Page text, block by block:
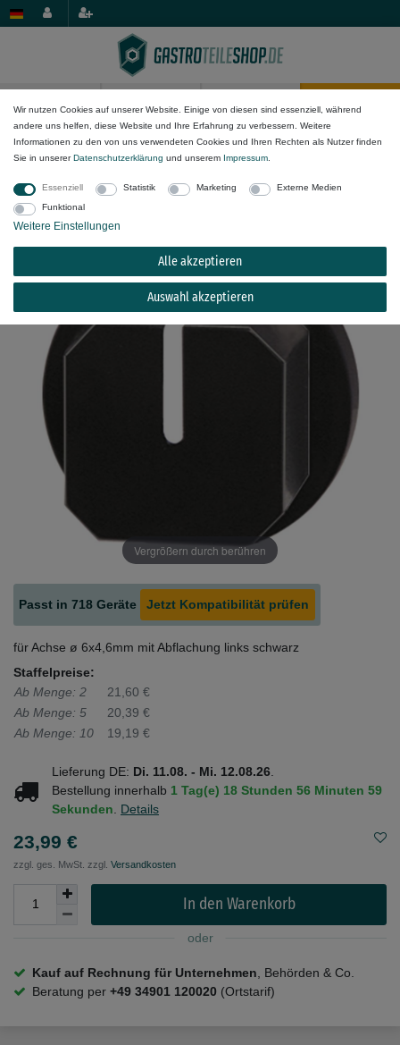
Mechanik-Komponenten Knebel & Drehknöpfe
44mm mit Nullstrich
Vergrößern durch berühren
Passt in 718 Geräte Jetzt Kompatibilität prüfen
für Achse ø 6x4,6mm mit Abflachung links schwarz
Staffelpreise:
Ab Menge: 2
21,60 €
Ab Menge: 5
20,39 €
Ab Menge: 10
19,19 €
Lieferung DE: Di. 11.08. - Mi. 12.08.26
Bestellung innerhalb 1 Tag(e) 18 Stunden 56 Minuten 58
Sekunden
Details
23,99 €
zzgl. ges. MwSt. zzgl. Versandkosten
In den Warenkorb
oder
Kauf auf Rechnung für Unternehmen , Behörden & Co.
Beratung per +49 34901 120020 (Ortstarif)
Wir nutzen Cookies auf unserer Website. Einige von diesen sind essenziell, während
andere uns helfen, diese Website und Ihre Erfahrung zu verbessern. Weitere
Informationen zu den von uns verwendeten Cookies und Ihren Rechten als Nutzer finden
Sie in unsererDaten­schutz­erklärung und unserem Impressum
Essenziell Statistik Marketing
Externe Medien
Funktional
Weitere Einstellungen
Alle akzeptieren
Auswahl akzeptieren